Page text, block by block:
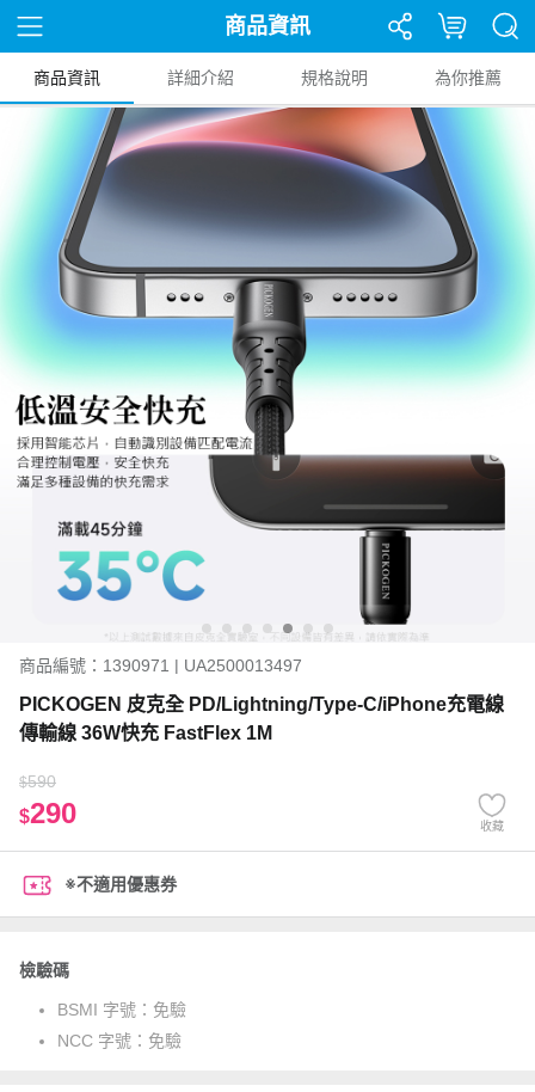
商品資訊
商品資訊 詳細介紹 規格說明 為你推薦
商品編號：1390971 | UA2500013497
PICKOGEN 皮克全 PD/Lightning/Type-C/iPhone充電線
傳輸線 36W快充 FastFlex 1M
$590
$290 收藏
※不適用優惠券
檢驗碼
BSMI 字號： 免驗
NCC 字號： 免驗